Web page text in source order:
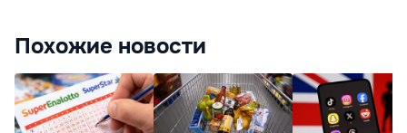
Похожие новости